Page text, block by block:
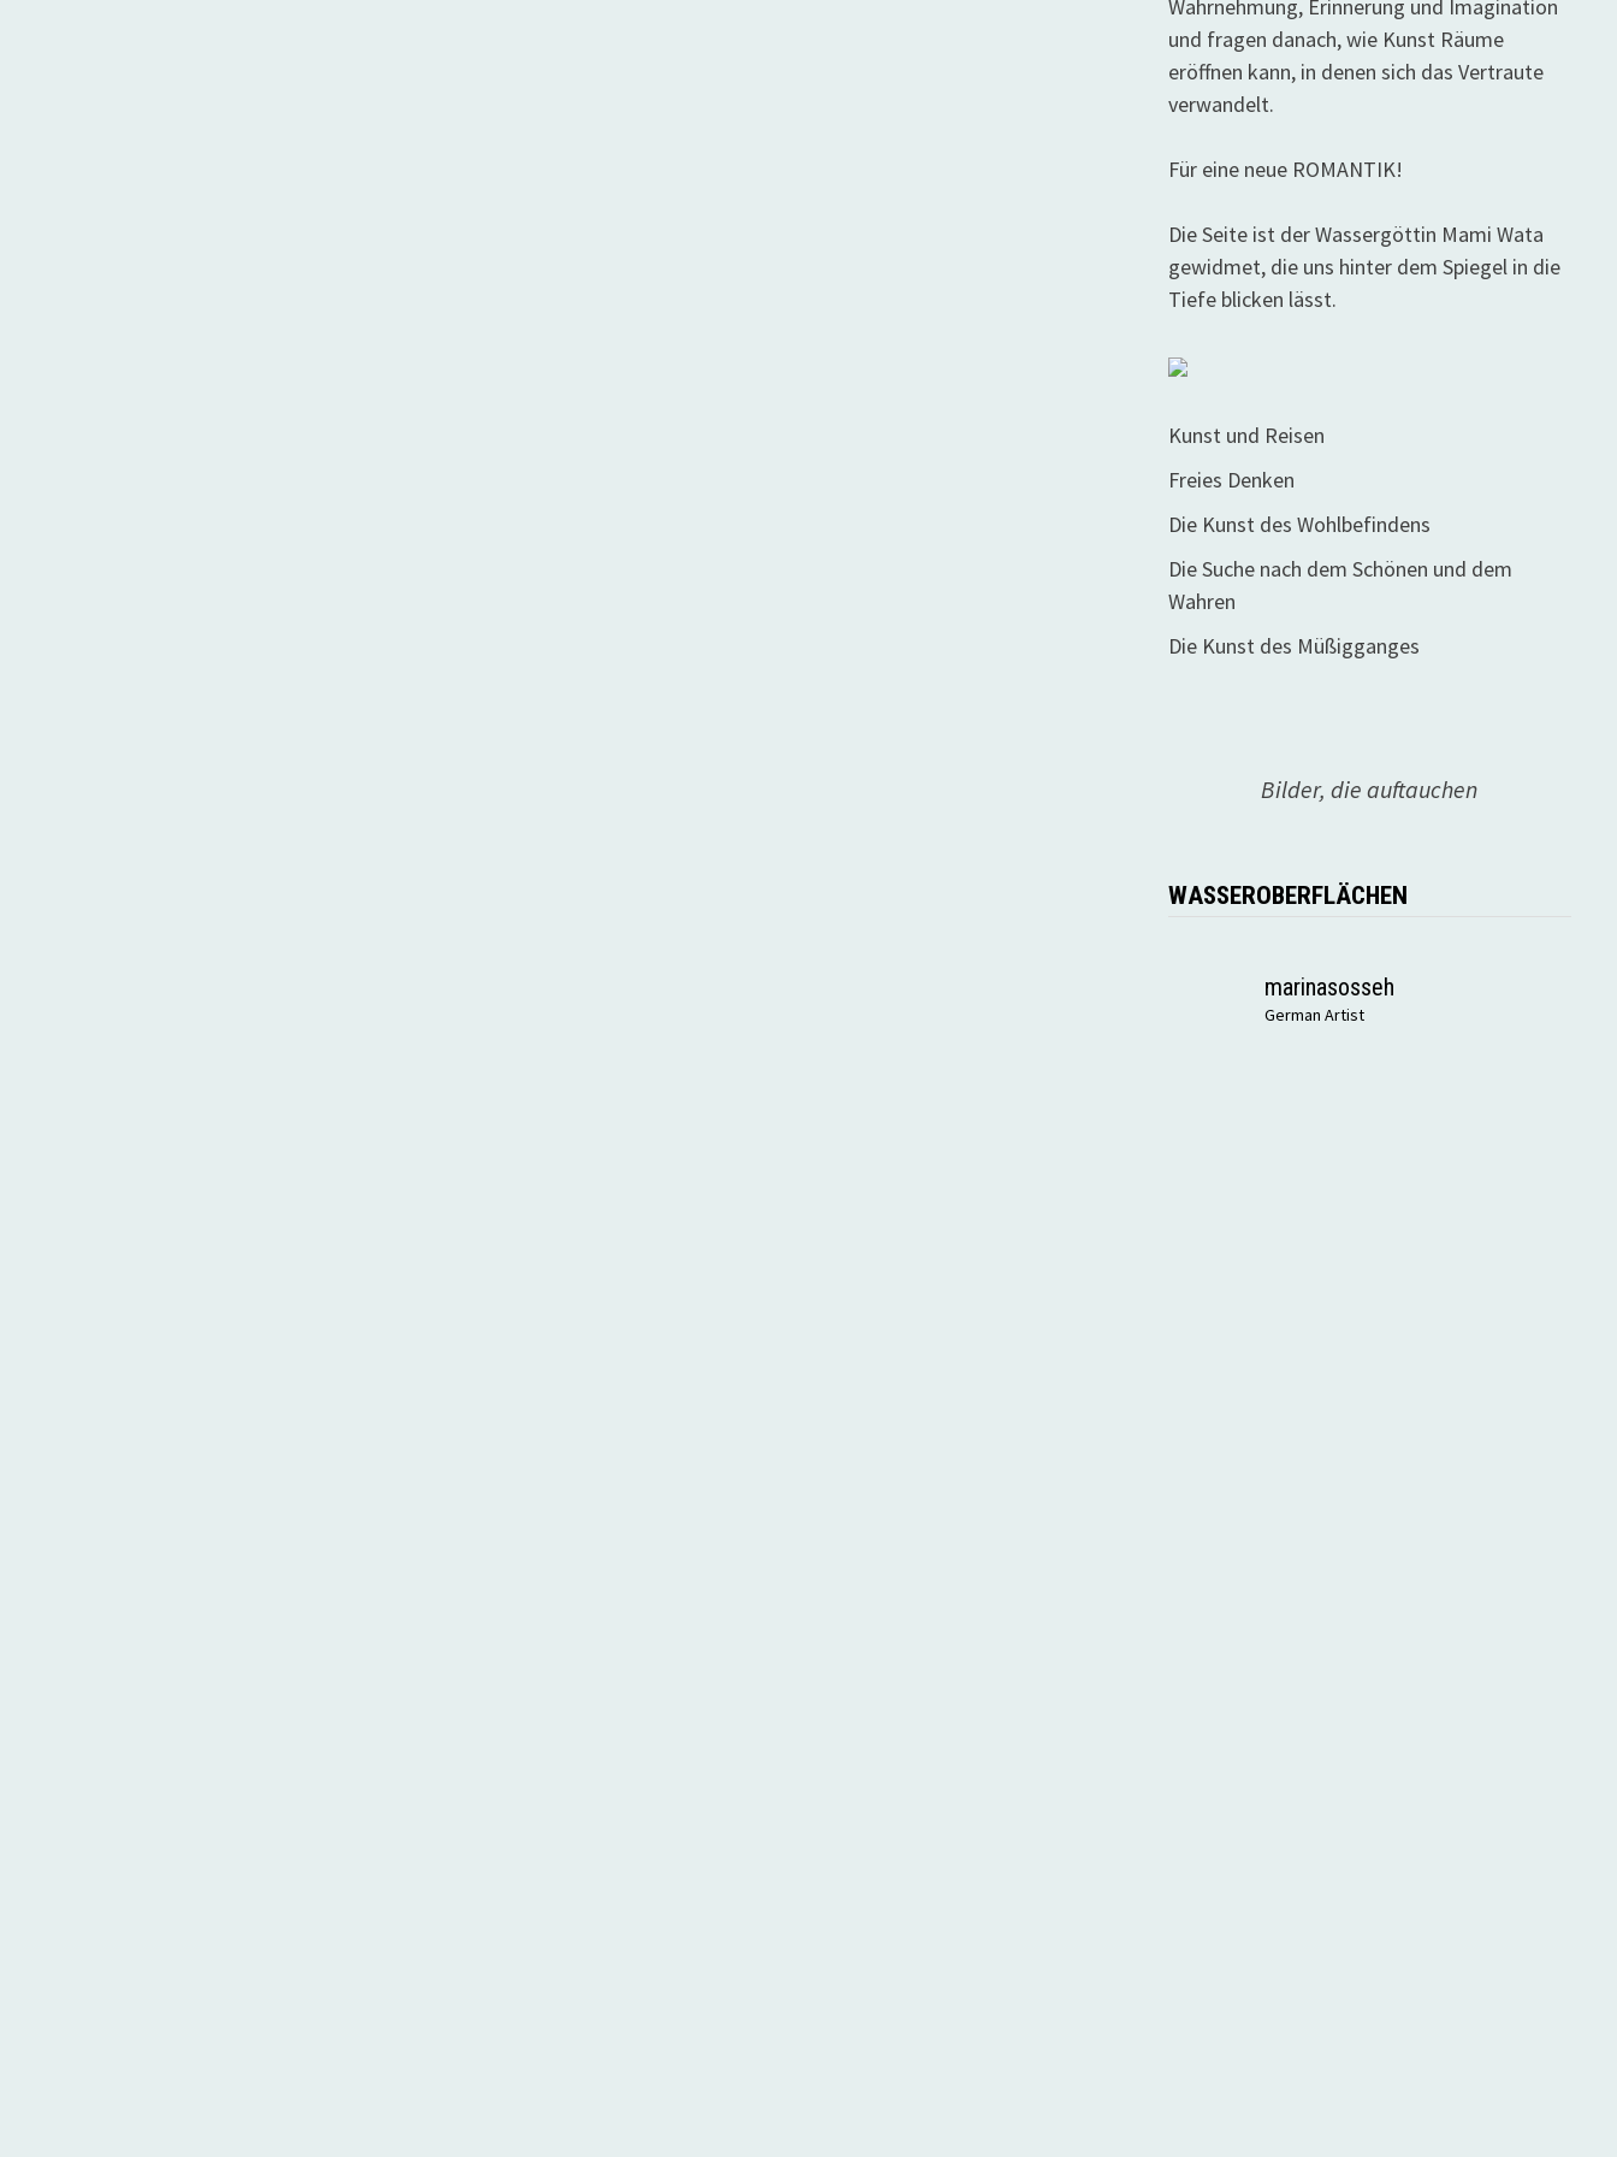
Wahrnehmung, Erinnerung und Imagination
und fragen danach, wie Kunst Räume
eröffnen kann, in denen sich das Vertraute
verwandelt.
Für eine neue ROMANTIK!
Die Seite ist der Wassergöttin Mami Wata
gewidmet, die uns hinter dem Spiegel in die
Tiefe blicken lässt.
Kunst und Reisen
Freies Denken
Die Kunst des Wohlbefindens
Die Suche nach dem Schönen und dem
Wahren
Die Kunst des Müßigganges
Bilder, die auftauchen
WASSEROBERFLÄCHEN
marinasosseh
German Artist